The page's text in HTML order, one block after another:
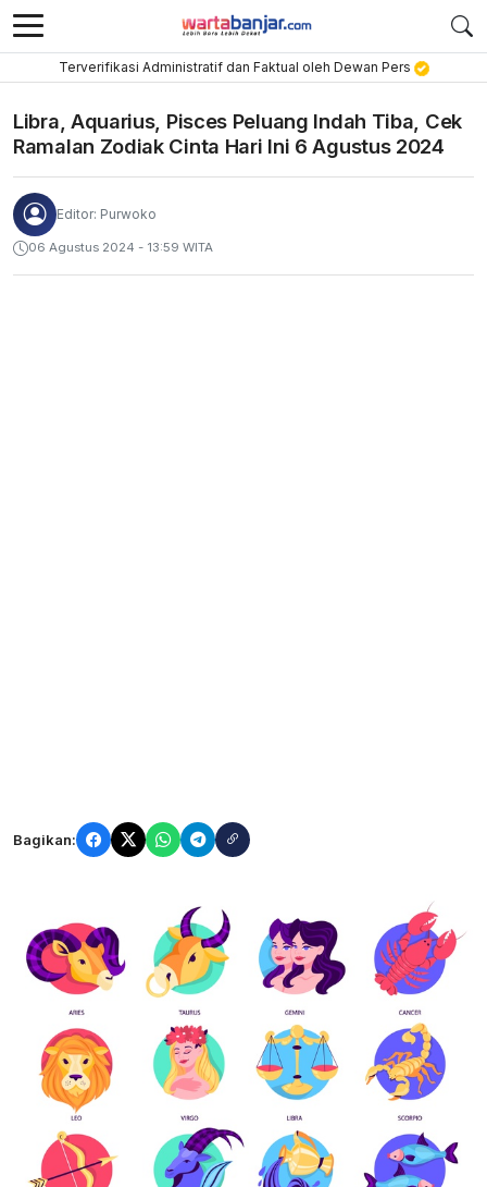
Terverifikasi Administratif dan Faktual oleh Dewan Pers
Libra, Aquarius, Pisces Peluang Indah Tiba, Cek
Ramalan Zodiak Cinta Hari Ini 6 Agustus 2024
Editor: Purwoko
06 Agustus 2024 - 13:59 WITA
Bagikan: